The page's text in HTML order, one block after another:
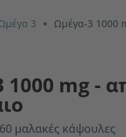
3
1000 mg -
μαλακές κάψουλες